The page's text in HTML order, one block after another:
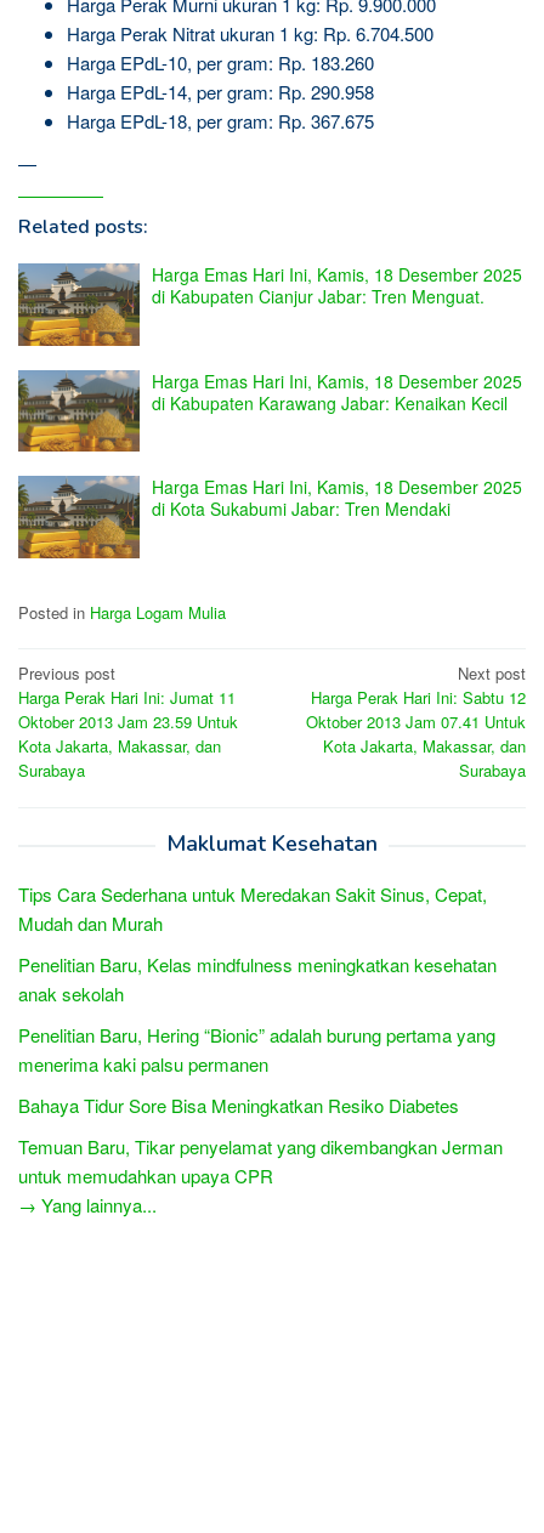
Harga Perak Nitrat ukuran 1 kg: Rp. 6.704.500
Harga EPdL-10, per gram: Rp. 183.260
Harga EPdL-14, per gram: Rp. 290.958
Harga EPdL-18, per gram: Rp. 367.675
—
Related posts:
Harga Emas Hari Ini, Kamis, 18 Desember 2025
di Kabupaten Cianjur Jabar: Tren Menguat.
Harga Emas Hari Ini, Kamis, 18 Desember 2025
di Kabupaten Karawang Jabar: Kenaikan Kecil
Harga Emas Hari Ini, Kamis, 18 Desember 2025
di Kota Sukabumi Jabar: Tren Mendaki
Posted in Harga Logam Mulia
Post
navigation
Previous post
Harga Perak Hari Ini: Jumat 11
Oktober 2013 Jam 23.59 Untuk
Kota Jakarta, Makassar, dan
Surabaya
Next post
Harga Perak Hari Ini: Sabtu 12
Oktober 2013 Jam 07.41 Untuk
Kota Jakarta, Makassar, dan
Surabaya
Maklumat Kesehatan
Tips Cara Sederhana untuk Meredakan Sakit Sinus, Cepat,
Mudah dan Murah
Penelitian Baru, Kelas mindfulness meningkatkan kesehatan
anak sekolah
Penelitian Baru, Hering “Bionic” adalah burung pertama yang
menerima kaki palsu permanen
Bahaya Tidur Sore Bisa Meningkatkan Resiko Diabetes
Temuan Baru, Tikar penyelamat yang dikembangkan Jerman
untuk memudahkan upaya CPR
→ Yang lainnya...